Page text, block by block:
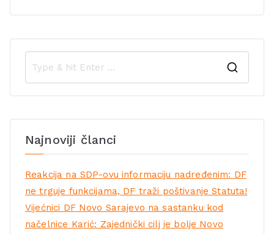
Najnoviji članci
Reakcija na SDP-ovu informaciju nadređenim: DF
ne trguje funkcijama, DF traži poštivanje Statuta!
Vijećnici DF Novo Sarajevo na sastanku kod
načelnice Karić: Zajednički cilj je bolje Novo